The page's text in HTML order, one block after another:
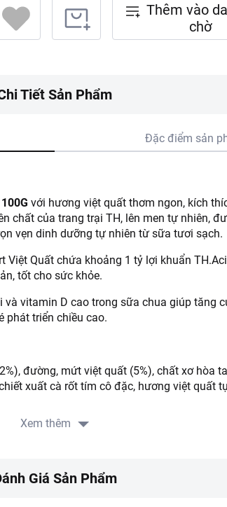
Thêm vào
chờ
Tiết Sản Phẩm
Đặc điểm sản
với hương việt quất thơm ngon, kích
chất của trang trại TH, lên men tự nhiên,
vẹn dinh dưỡng tự nhiên từ sữa tươi sạch.
Việt Quất chứa khoảng 1 tỷ lợi khuẩn
tốt cho sức khỏe.
vitamin D cao trong sữa chua giúp tăng
phát triển chiều cao.
đường, mứt việt quất (5%), chất xơ hòa
xuất cà rốt tím cô đặc, hương việt quất
calo.
Xem thêm
Giá Sản Phẩm